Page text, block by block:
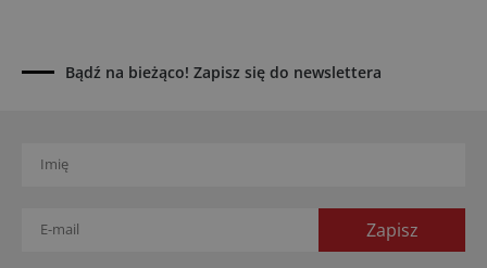
Rzepak hybrydowy: sposób na wyższą rentowność
01.08.2026
31.07.2026
Kukurydza w Polsce: aktualny stan plantacji
Bądź na bieżąco! Zapisz się do newslettera